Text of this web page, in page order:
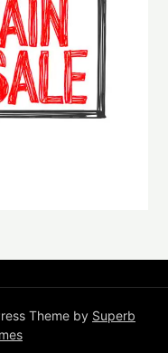
Theme by Superb